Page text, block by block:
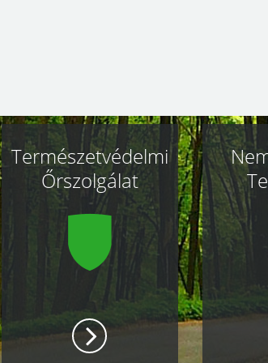
Természetvédelmi
Őrszolgálat